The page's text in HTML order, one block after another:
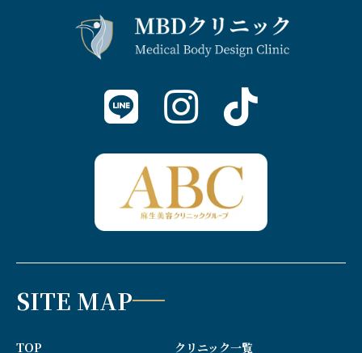
SITE MAP
TOP クリニック一覧